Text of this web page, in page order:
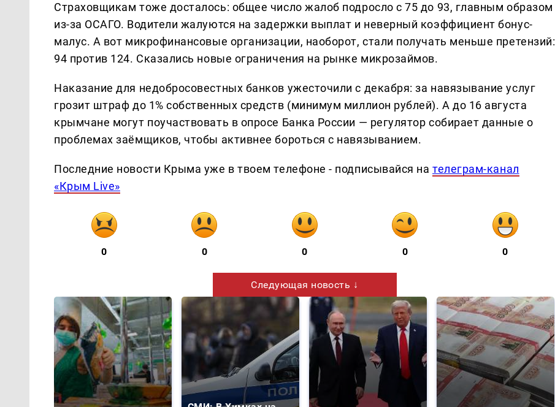
Страховщикам тоже досталось: общее число жалоб подросло с 75 до 93, главным образом
из-за ОСАГО. Водители жалуются на задержки выплат и неверный коэффициент бонус-
малус. А вот микрофинансовые организации, наоборот, стали получать меньше претензий:
94 против 124. Сказались новые ограничения на рынке микрозаймов.
Наказание для недобросовестных банков ужесточили с декабря: за навязывание услуг
грозит штраф до 1% собственных средств (минимум миллион рублей). А до 16 августа
крымчане могут поучаствовать в опросе Банка России — регулятор собирает данные о
проблемах заёмщиков, чтобы активнее бороться с навязыванием.
Последние новости Крыма уже в твоем телефоне - подписывайся нателеграм-канал
«Крым Live»
0 0 0 0 0
Следующая новость ↓